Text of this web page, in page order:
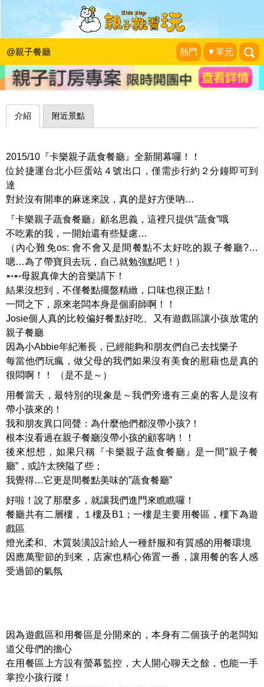
@親子餐廳 熱門 ▼單元
和旋轉木馬一起快樂地轉圈圈～台北卡
樂親子蔬食餐廳
Josie 旅行。生活。親子|2015-10-26
介紹 附近景點
2015/10『卡樂親子蔬食餐廳』全新開幕囉！！
位於捷運台北小巨蛋站４號出口，僅需步行約２分鐘即可到
達
對於沒有開車的麻迷來說，真的是好方便吶…
『卡樂親子蔬食餐廳』顧名思義，這裡只提供”蔬食”哦
不吃素的我，一開始還有些疑慮…
（內心難免os: 會不會又是間餐點不太好吃的親子餐廳?…
嗯…為了帶寶貝去玩，自己就勉強點吧！）
➵➵母親真偉大的音樂請下！
結果沒想到，不僅餐點擺盤精緻，口味也很正點！
一問之下，原來老闆本身是個廚師啊！！
Josie個人真的比較偏好餐點好吃、又有遊戲區讓小孩放電的
親子餐廳
因為小Abbie年紀漸長，已經能夠和朋友們自己去找樂子
每當他們玩瘋，做父母的我們如果沒有美食的慰藉也是真的
很悶啊！！ （是不是～）
用餐當天，最特別的現象是～我們旁邊有三桌的客人是沒有
帶小孩來的！
我和朋友異口同聲：為什麼他們都沒帶小孩?！
根本沒看過在親子餐廳沒帶小孩的顧客吶！！
後來想想，如果只稱『卡樂親子蔬食餐廳』是一間”親子餐
廳”，或許太狹隘了些；
我覺得…它更是間餐點美味的”蔬食餐廳”
好啦！說了那麼多，就讓我們進門來瞧瞧囉！
餐廳共有二層樓，１樓及B1；一樓是主要用餐區，樓下為遊
戲區
燈光柔和、木質裝潢設計給人一種舒服和有質感的用餐環境
因應萬聖節的到來，店家也精心佈置一番，讓用餐的客人感
受過節的氣氛
因為遊戲區和用餐區是分開來的，本身有二個孩子的老闆知
道父母們的擔心
在用餐區上方設有螢幕監控，大人開心聊天之餘，也能一手
掌控小孩行蹤！